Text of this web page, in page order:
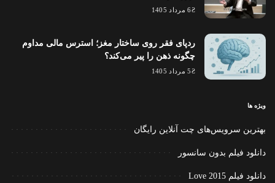
6 مرداد 1405
ردپای فقر روی ساختار مغز؛ استرس مالی مداوم
چگونه ذهن را پیر می‌کند؟
5 مرداد 1405
ویژه ها
بهترین سرویس‌های چت آنلاین رایگان
دانلود فیلم بدون سانسور
دانلود فیلم Love 2015